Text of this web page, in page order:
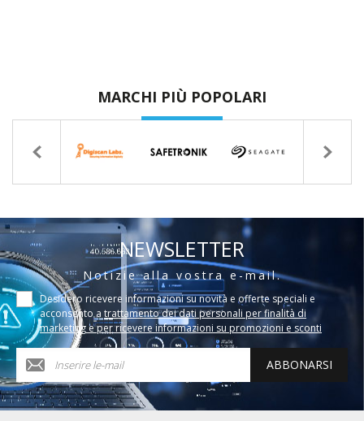
MARCHI PIÙ POPOLARI
NEWSLETTER
Notizie alla vostra e-mail.
Desidero ricevere informazioni su novità e offerte speciali e
acconsento a trattamento dei dati personali per finalità di
marketing e per ricevere informazioni su promozioni e sconti
ABBONARSI